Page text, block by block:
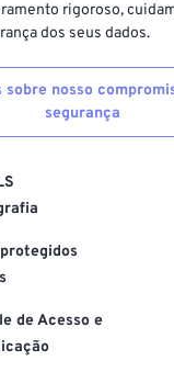
rigoroso,
dos seus dados.
sobre nosso
segurança
de Acesso e